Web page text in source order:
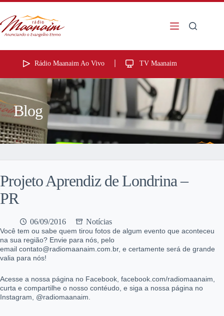
Rádio Maanaim Ao Vivo TV Maanaim
Blog
Projeto Aprendiz de Londrina –
PR
06/09/2016 Notícias
Você tem ou sabe quem tirou fotos de algum evento que aconteceu
na sua região? Envie para nós, pelo
email contato@radiomaanaim.com.br, e certamente será de grande
valia para nós!
Acesse a nossa página no Facebook, facebook.com/radiomaanaim,
curta e compartilhe o nosso contéudo, e siga a nossa página no
Instagram, @radiomaanaim.